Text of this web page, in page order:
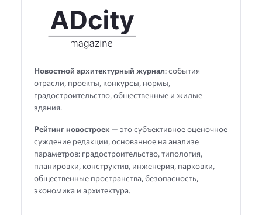
Новостной архитектурный журнал: события
отрасли, проекты, конкурсы, нормы,
градостроительство, общественные и жилые
здания.
Рейтинг новостроек — это субъективное оценочное
суждение редакции, основанное на анализе
параметров: градостроительство, типология,
планировки, конструктив, инженерия, парковки,
общественные пространства, безопасность,
экономика и архитектура.